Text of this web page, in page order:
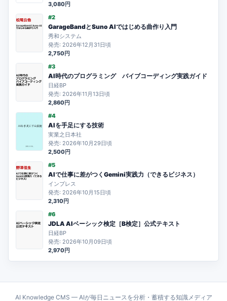
3,080円
#2
GarageBandとSuno AIではじめる曲作り入門
秀和システム
発売: 2026年12月31日頃
2,750円
#3
AI時代のプログラミング バイブコーディング実践ガイド
日経BP
発売: 2026年11月13日頃
2,860円
#4
AIを手足にする技術
実業之日本社
発売: 2026年10月29日頃
2,500円
#5
AIで仕事に差がつくGemini実践力（できるビジネス）
インプレス
発売: 2026年10月15日頃
2,310円
#6
JDLA AIベーシック検定［B検定］公式テキスト
日経BP
発売: 2026年10月09日頃
2,970円
AI Knowledge CMS — AIが毎日ニュースを分析・蓄積する知識メディア